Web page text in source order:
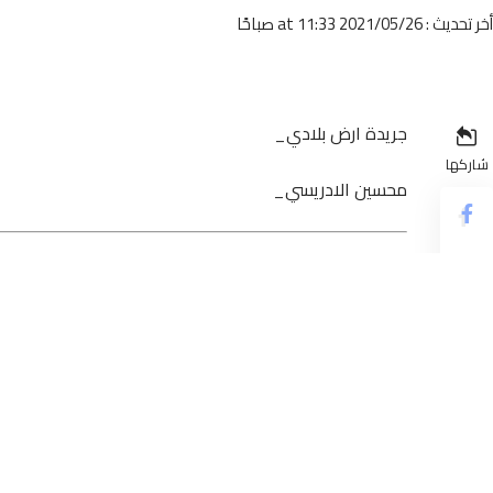
أخر تحديث : 2021/05/26 at 11:33 صباحًا
شاركها
جريدة ارض بلادي_
محسين الادريسي_